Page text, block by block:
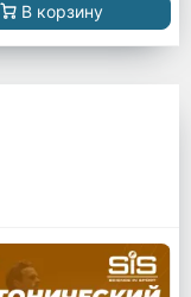
В корзину